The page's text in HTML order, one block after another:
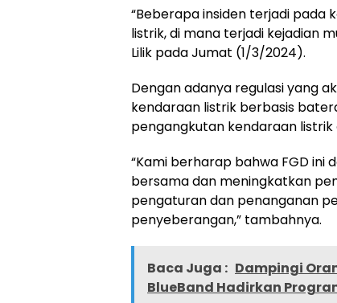
“Beberapa insiden terjadi
listrik, di mana terjadi kejadian
Lilik pada Jumat (1/3/2024).
Dengan adanya regulasi yang
kendaraan listrik berbasis
pengangkutan kendaraan
“Kami berharap bahwa FGD
bersama dan meningkatkan
pengaturan dan penanganan
penyeberangan,” tambahnya.
Baca Juga : Dampingi
BlueBand Hadirkan